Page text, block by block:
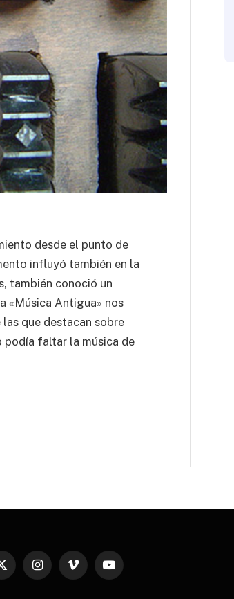
desde el punto de
influyó también en la
también conoció un
«Música Antigua» nos
que destacan sobre
podía faltar la música de
X
InstagramVimeo YouTube